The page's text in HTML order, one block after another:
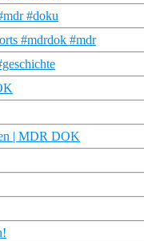
#doku
#mdrdok #mdr
| MDR DOK